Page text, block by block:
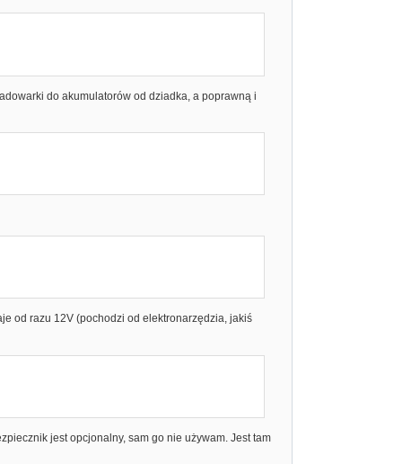
do akumulatorów od dziadka, a poprawną i
od razu 12V (pochodzi od elektronarzędzia, jakiś
jest opcjonalny, sam go nie używam. Jest tam